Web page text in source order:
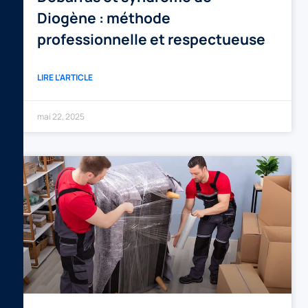
Diogène : méthode
professionnelle et respectueuse
LIRE L'ARTICLE
mai 22, 2025